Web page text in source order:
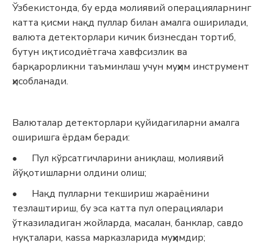
Ўзбекистонда, бу ерда молиявий операцияларнинг
катта қисми нақд пуллар билан амалга оширилади,
валюта детекторлари кичик бизнесдан тортиб,
бутун иқтисодиётгача хавфсизлик ва
барқарорликни таъминлаш учун муҳим инструмент
ҳисобланади.
Валюталар детекторлари қуйидагиларни амалга
оширишга ёрдам беради:
•
Пул кўрсатгичларини аниқлаш, молиявий
йўқотишларни олдини олиш;
•
Нақд пулларни текшириш жараёнини
тезлаштириш, бу эса катта пул операциялари
ўтказиладиган жойларда, масалан, банклар, савдо
нуқталари, кassa марказларида муҳимдир;